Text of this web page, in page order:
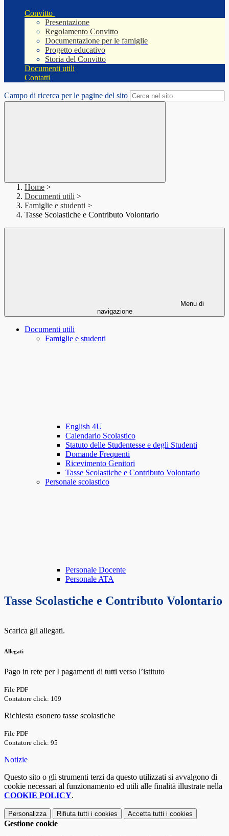
Convitto
Presentazione
Regolamento Convitto
Documentazione per le famiglie
Progetto educativo
Storia del Convitto
Documenti utili
Contatti
Campo di ricerca per le pagine del sito
Home >
Documenti utili >
Famiglie e studenti >
Tasse Scolastiche e Contributo Volontario
Menu di
navigazione
Documenti utili
Famiglie e studenti
English 4U
Calendario Scolastico
Statuto delle Studentesse e degli Studenti
Domande Frequenti
Ricevimento Genitori
Tasse Scolastiche e Contributo Volontario
Personale scolastico
Personale Docente
Personale ATA
Tasse Scolastiche e Contributo Volontario
Scarica gli allegati.
Allegati
Pago in rete per I pagamenti di tutti verso l’istituto
File PDF
Contatore click: 109
Richiesta esonero tasse scolastiche
File PDF
Contatore click: 95
Notizie
Questo sito o gli strumenti terzi da questo utilizzati si avvalgono di
cookie necessari al funzionamento ed utili alle finalità illustrate nella
COOKIE POLICY.
Personalizza Rifiuta tutti i cookies Accetta tutti i cookies
Gestione cookie